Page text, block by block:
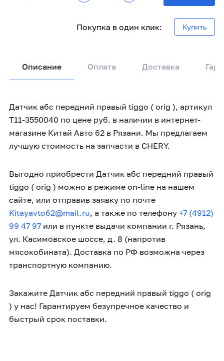
Покупка в один клик: Купить
Описание Оплата Доставка
Датчик абс передний правый tiggo ( orig ), артикул
T11-3550040 по цене руб. в наличии в интернет-
магазине Китай Авто 62 в Рязани. Мы предлагаем
лучшую стоимость на запчасти в CHERY.
Выгодно приобрести Датчик абс передний правый
tiggo ( orig ) можно в режиме on-line на нашем
сайте, или отправив заявку по почте
Kitayavto62@mail.ru, а также по телефону +7 (4912)
99 47 97 или в пункте выдачи компании г. Рязань,
ул. Касимовское шоссе, д. 8 (напротив
мясокобината). Доставка по РФ возможна через
транспортную компанию.
Закажите Датчик абс передний правый tiggo ( orig
) у нас! Гарантируем безупречное качество и
быстрый срок поставки.